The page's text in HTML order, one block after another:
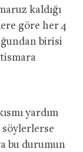
kaldığı
göre her 4
birisi
yardım
bu durumun